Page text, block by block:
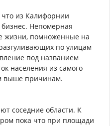
из Калифорнии
Непомерная
жизни, помноженные на
по улицам
под названием
населения из самого
выше причинам.
соседние области. К
пока что при площади